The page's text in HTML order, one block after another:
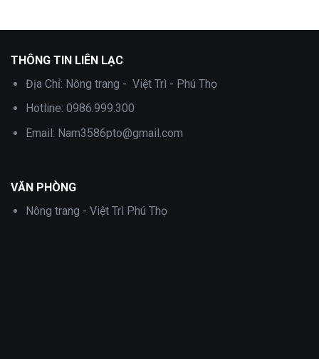
THÔNG TIN LIÊN LẠC
Địa Chỉ: Nông trang - Việt Trì - Phú Thọ
Hotline: 0986.999.300
Email: Nam3586pto@gmail.com
VĂN PHÒNG
Nông trang - Việt Trì Phú Thọ